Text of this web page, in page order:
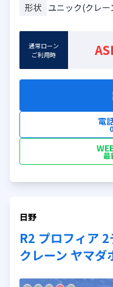
形状 ユニック(クレー
通常ローン
ご利用時
電
最
日野
R2 プロフィア
クレーン ヤマダ